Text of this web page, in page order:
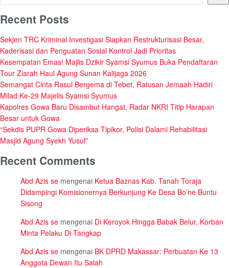
Recent Posts
Sekjen TRC Kriminal Investigasi Siapkan Restrukturisasi Besar,
Kaderisasi dan Penguatan Sosial Kontrol Jadi Prioritas
Kesempatan Emas! Majlis Dzikir Syamsi Syumus Buka Pendaftaran
Tour Ziarah Haul Agung Sunan Kalijaga 2026
Semangat Cinta Rasul Bergema di Tebet, Ratusan Jemaah Hadiri
Milad Ke-29 Majelis Syamsi Syumus
Kapolres Gowa Baru Disambut Hangat, Radar NKRI Titip Harapan
Besar untuk Gowa
“Sekdis PUPR Gowa Diperiksa Tipikor, Polisi Dalami Rehabilitasi
Masjid Agung Syekh Yusuf”
Recent Comments
Abd Azis se mengenai Ketua Baznas Kab. Tanah Toraja
Didampingi Komisionernya Berkunjung Ke Desa Bo’ne Buntu
Sisong
Abd Azis se mengenai Di Keroyok Hingga Babak Belur, Korban
Minta Pelaku Di Tangkap
Abd Azis se mengenai BK DPRD Makassar: Perbuatan Ke 13
Anggota Dewan Itu Salah